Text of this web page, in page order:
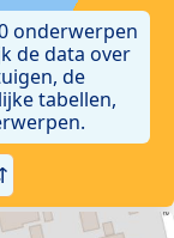
onderwerpen
de data over
de
tabellen,